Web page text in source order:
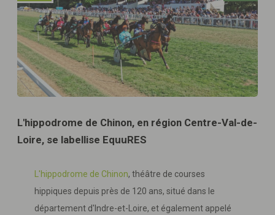
L'hippodrome de Chinon, en région Centre-Val-de-
Loire, se labellise EquuRES
L'hippodrome de Chinon, théâtre de courses
hippiques depuis près de 120 ans, situé dans le
département d'Indre-et-Loire, et également appelé